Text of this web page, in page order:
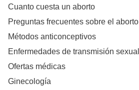
Cuanto cuesta un aborto
Preguntas frecuentes sobre el aborto
Métodos anticonceptivos
Enfermedades de transmisión sexual
Ofertas médicas
Ginecología